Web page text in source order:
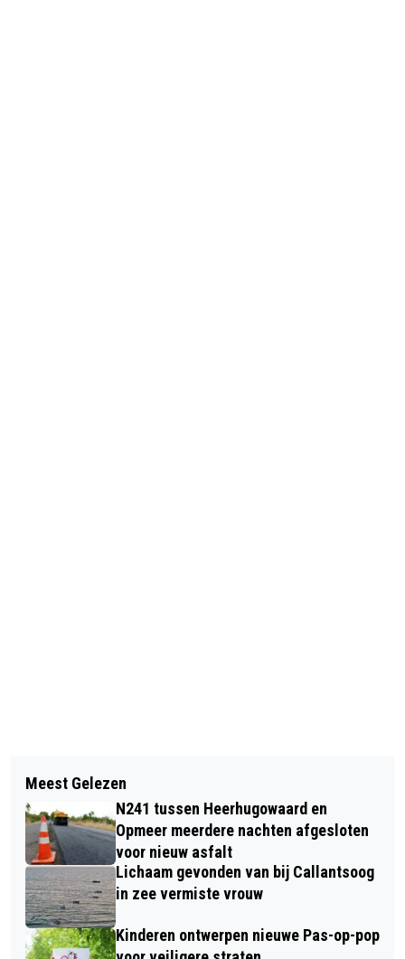
ZOMERACTIVITEITEN BIJ ZWEMBAD
HOORNSE VAART TIJDENS
ZOMERVAKANTIE
BURGEMEESTER ANJA SCHOUTEN
BEZOEKT BATH TER ERE VAN 80-
JARIGE STEDENBAND
Meest Gelezen
N241 tussen Heerhugowaard en
Opmeer meerdere nachten afgesloten
voor nieuw asfalt
Lichaam gevonden van bij Callantsoog
in zee vermiste vrouw
Kinderen ontwerpen nieuwe Pas-op-pop